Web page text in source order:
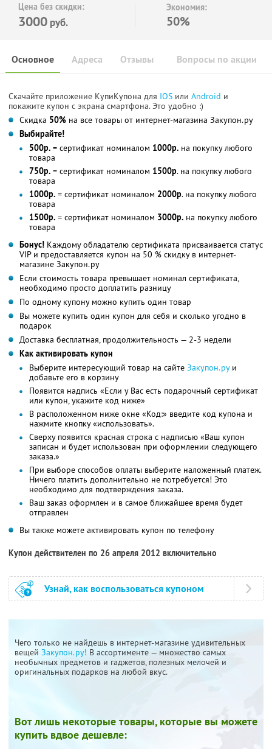
Цена без скидки:
3000 руб.
Экономия:
50%
Основное Отзывы Вопросы по акции
Адреса
Скачайте приложение КупиКупона для IOS или Android и
покажите купон с экрана смартфона. Это удобно :)
Скидка 50% на все товары от интернет-магазина Закупон.ру
Выбирайте!
500р. = сертификат номиналом 1000р. на покупку любого
товара
750р. = сертификат номиналом 1500р. на покупку любого
товара
1000р. = сертификат номиналом 2000р. на покупку любого
товара
1500р. = сертификат номиналом 3000р. на покупку любого
товара
Бонус! Каждому обладателю сертификата присваивается статус
VIP и предоставляется купон на 50 % скидку в интернет-
магазине Закупон.ру
Если стоимость товара превышает номинал сертификата,
необходимо просто доплатить разницу
По одному купону можно купить один товар
Вы можете купить один купон для себя и сколько угодно в
подарок
Доставка бесплатная, продолжительность — 2-3 недели
Как активировать купон
Выберите интересующий товар на сайте Закупон.руи
добавьте его в корзину
Появится надпись «Если у Вас есть подарочный сертификат
или купон, укажите код ниже»
В расположенном ниже окне «Код:» введите код купона и
нажмите кнопку «использовать».
Сверху появится красная строка с надписью «Ваш купон
записан и будет использован при оформлении следующего
заказа.»
При выборе способов оплаты выберите наложенный платеж.
Ничего платить дополнительно не потребуется! Это
необходимо для подтверждения заказа.
Ваш заказ оформлен и в самое ближайшее время будет
отправлен
Вы также можете активировать купон по телефону
Купон действителен по 26 апреля 2012 включительно
Узнай, как воспользоваться купоном
Чего только не найдешь в интернет-магазине удивительных
вещей Закупон.ру! В ассортименте — множество самых
необычных предметов и гаджетов, полезных мелочей и
оригинальных подарков на любой вкус.
Вот лишь некоторые товары, которые вы можете
купить вдвое дешевле: